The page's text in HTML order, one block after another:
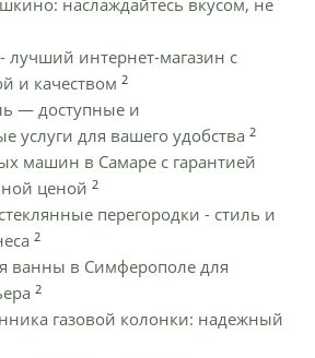
наслаждайтесь вкусом, не
лучший интернет-магазин с
и качеством 2
— доступные и
услуги для вашего удобства 2
машин в Самаре с гарантией
ценой 2
перегородки - стиль и
2
ванны в Симферополе для
2
газовой колонки: надежный